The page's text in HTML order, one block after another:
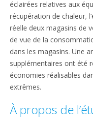
éclairées relatives aux
récupération de chaleur,
réelle deux magasins de
de vue de la
dans les magasins. Une
supplémentaires ont été
économies réalisables
extrêmes.
À propos de